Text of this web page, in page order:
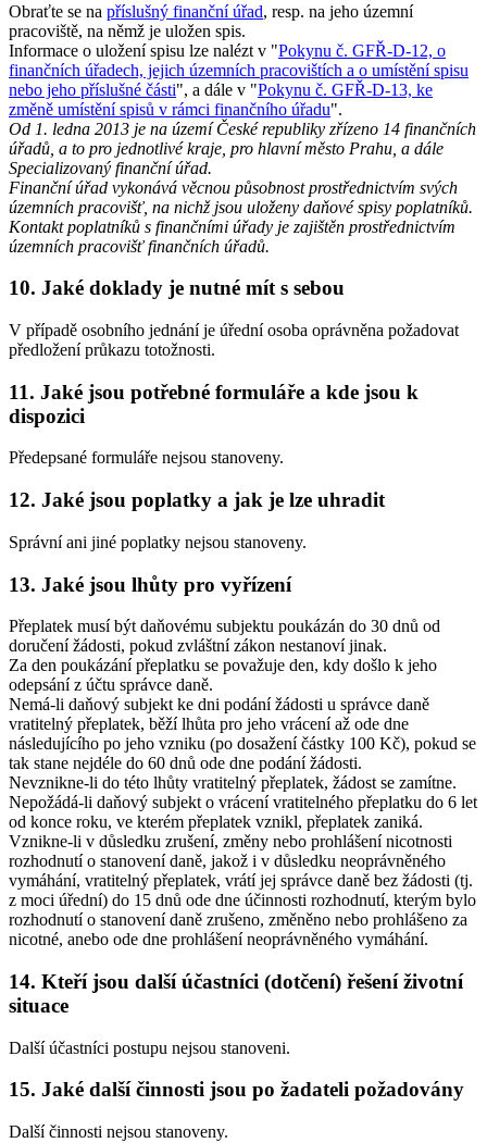
Obraťte se na příslušný finanční úřad, resp. na jeho územní
pracoviště, na němž je uložen spis.
Informace o uložení spisu lze nalézt v "Pokynu č. GFŘ-D-12, o
finančních úřadech, jejich územních pracovištích a o umístění spisu
nebo jeho příslušné části", a dále v "Pokynu č. GFŘ-D-13, ke
změně umístění spisů v rámci finančního úřadu".
Od 1. ledna 2013 je na území České republiky zřízeno 14 finančních
úřadů, a to pro jednotlivé kraje, pro hlavní město Prahu, a dále
Specializovaný finanční úřad.
Finanční úřad vykonává věcnou působnost prostřednictvím svých
územních pracovišť, na nichž jsou uloženy daňové spisy poplatníků.
Kontakt poplatníků s finančními úřady je zajištěn prostřednictvím
územních pracovišť finančních úřadů.
10. Jaké doklady je nutné mít s sebou
V případě osobního jednání je úřední osoba oprávněna požadovat
předložení průkazu totožnosti.
11. Jaké jsou potřebné formuláře a kde jsou k
dispozici
Předepsané formuláře nejsou stanoveny.
12. Jaké jsou poplatky a jak je lze uhradit
Správní ani jiné poplatky nejsou stanoveny.
13. Jaké jsou lhůty pro vyřízení
Přeplatek musí být daňovému subjektu poukázán do 30 dnů od
doručení žádosti, pokud zvláštní zákon nestanoví jinak.
Za den poukázání přeplatku se považuje den, kdy došlo k jeho
odepsání z účtu správce daně.
Nemá-li daňový subjekt ke dni podání žádosti u správce daně
vratitelný přeplatek, běží lhůta pro jeho vrácení až ode dne
následujícího po jeho vzniku (po dosažení částky 100 Kč), pokud se
tak stane nejdéle do 60 dnů ode dne podání žádosti.
Nevznikne-li do této lhůty vratitelný přeplatek, žádost se zamítne.
Nepožádá-li daňový subjekt o vrácení vratitelného přeplatku do 6 let
od konce roku, ve kterém přeplatek vznikl, přeplatek zaniká.
Vznikne-li v důsledku zrušení, změny nebo prohlášení nicotnosti
rozhodnutí o stanovení daně, jakož i v důsledku neoprávněného
vymáhání, vratitelný přeplatek, vrátí jej správce daně bez žádosti (tj.
z moci úřední) do 15 dnů ode dne účinnosti rozhodnutí, kterým bylo
rozhodnutí o stanovení daně zrušeno, změněno nebo prohlášeno za
nicotné, anebo ode dne prohlášení neoprávněného vymáhání.
14. Kteří jsou další účastníci (dotčení) řešení životní
situace
Další účastníci postupu nejsou stanoveni.
15. Jaké další činnosti jsou po žadateli požadovány
Další činnosti nejsou stanoveny.